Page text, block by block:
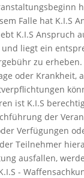
Falle hat K.I.S
K.I.S Anspruch
liegt ein
zu
oder Krankheit,
ist K.I.S
der
Verfügungen
Teilnehmer
ausfallen,
-